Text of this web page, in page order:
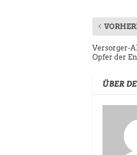
Versorger-
Opfer der
ÜBER